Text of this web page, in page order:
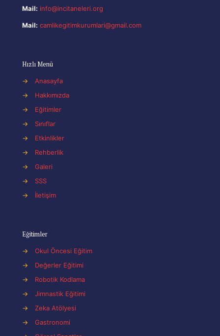
Mail: info@incitaneleri.org
Mail: camlikegitimkurumlari@gmail.com
Hızlı Menü
→
Anasayfa
→
Hakkımızda
→
Eğitimler
→
Sınıflar
→
Etkinlikler
→
Rehberlik
→
Galeri
→
SSS
→
İletişim
Eğitimler
→
Okul Öncesi Eğitim
→
Değerler Eğitimi
→
Robotik Kodlama
→
Jimnastik Eğitimi
→
Zeka Atölyesi
→
Gastronomi